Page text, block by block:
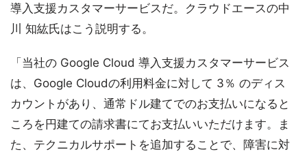
導入支援カスタマーサービスだ。クラウドエースの中
川 知紘氏はこう説明する。
「当社の Google Cloud 導入支援カスタマーサービス
は、Google Cloudの利用料金に対して 3％ のディス
カウントがあり、通常ドル建てでのお支払いになると
ころを円建ての請求書にてお支払いいただけます。ま
た、テクニカルサポートを追加することで、障害に対